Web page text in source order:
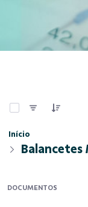
Início
Balancetes
DOCUMENTOS